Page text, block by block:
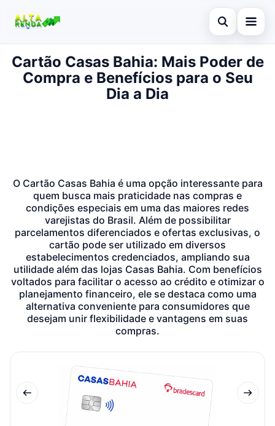
Abrir busca
Inicial
Cartão de Crédito
Buscar no site
Cartão Casas Bahia: Mais Poder de
Compra e Benefícios para o Seu
Dia a Dia
O Cartão Casas Bahia é uma opção interessante para
quem busca mais praticidade nas compras e
condições especiais em uma das maiores redes
varejistas do Brasil. Além de possibilitar
parcelamentos diferenciados e ofertas exclusivas, o
cartão pode ser utilizado em diversos
estabelecimentos credenciados, ampliando sua
utilidade além das lojas Casas Bahia. Com benefícios
voltados para facilitar o acesso ao crédito e otimizar o
planejamento financeiro, ele se destaca como uma
alternativa conveniente para consumidores que
desejam unir flexibilidade e vantagens em suas
compras.